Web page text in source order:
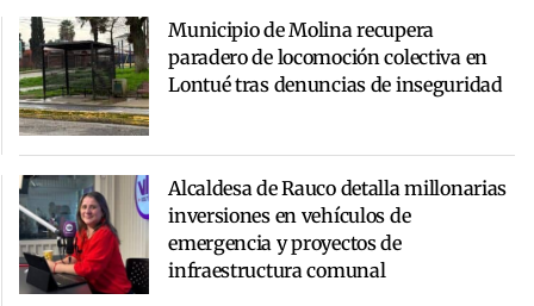
Municipio de Molina recupera
paradero de locomoción colectiva en
Lontué tras denuncias de inseguridad
Alcaldesa de Rauco detalla millonarias
inversiones en vehículos de
emergencia y proyectos de
infraestructura comunal